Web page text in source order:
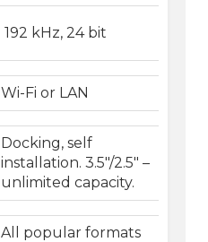
192 kHz, 24 bit
Wi-Fi or LAN
Docking, self
installation. 3.5″/2.5″ –
unlimited capacity.
All popular formats